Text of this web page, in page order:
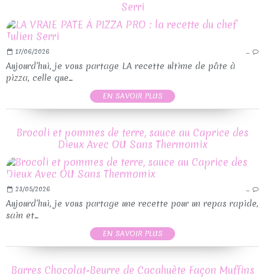
Serri
17/06/2026 …
Aujourd’hui, je vous partage LA recette ultime de pâte à
pizza, celle que...
EN SAVOIR PLUS
Brocoli et pommes de terre, sauce au Caprice des
Dieux Avec OU Sans Thermomix
23/05/2026 …
Aujourd’hui, je vous partage une recette pour un repas rapide,
sain et...
EN SAVOIR PLUS
Barres Chocolat-Beurre de Cacahuète Façon Muffins